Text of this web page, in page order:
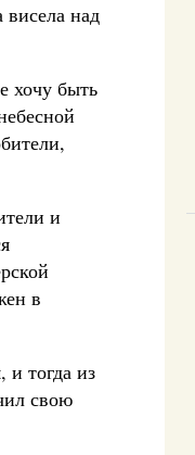
над
хочу быть
и
в
тогда из
свою